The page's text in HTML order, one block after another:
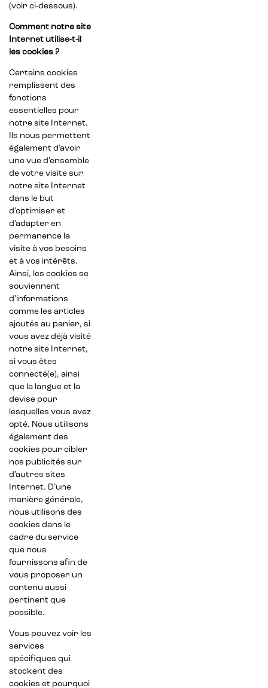
(voir ci-dessous).
Comment notre site
Internet utilise-t-il
les cookies ?
Certains cookies
remplissent des
fonctions
essentielles pour
notre site Internet.
Ils nous permettent
également d’avoir
une vue d’ensemble
de votre visite sur
notre site Internet
dans le but
d’optimiser et
d’adapter en
permanence la
visite à vos besoins
et à vos intérêts.
Ainsi, les cookies se
souviennent
d’informations
comme les articles
ajoutés au panier, si
vous avez déjà visité
notre site Internet,
si vous êtes
connecté(e), ainsi
que la langue et la
devise pour
lesquelles vous avez
opté. Nous utilisons
également des
cookies pour cibler
nos publicités sur
d’autres sites
Internet. D’une
manière générale,
nous utilisons des
cookies dans le
cadre du service
que nous
fournissons afin de
vous proposer un
contenu aussi
pertinent que
possible.
Vous pouvez voir les
services
spécifiques qui
stockent des
cookies et pourquoi